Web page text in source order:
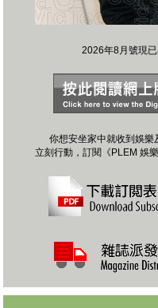
2026年8月號現
你想安坐家中就收到娛樂
立刻行動，訂閱《PLEM 娛